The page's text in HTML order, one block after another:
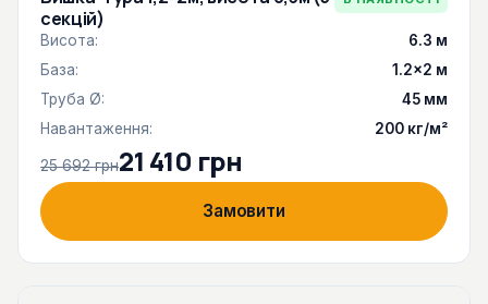
секцій)
Висота:
6.3 м
База:
1.2×2 м
Труба Ø:
45 мм
Навантаження:
200 кг/м²
25 692 грн21 410 грн
Замовити